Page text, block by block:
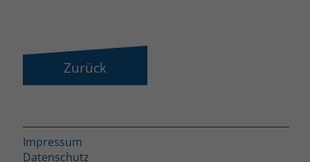
Zurück
Impressum
Datenschutz